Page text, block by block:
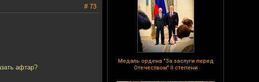
Медаль ордена "За заслуги перед
Отечеством" II степени
# 73
афтар?